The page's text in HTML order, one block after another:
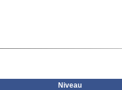
Niveau